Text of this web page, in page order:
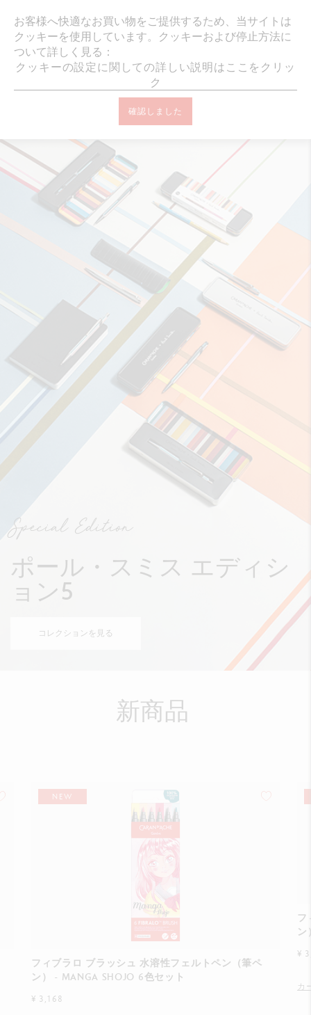
Special Edition
ポール・スミス エディシ
ョン5
コレクションを見る
新商品
NEW
フィブラロ ブラッシュ 水溶性フェルトペン（筆ペ
ン） - MANGA SHOJO 6色セット
¥ 3,168
フ
ン
¥
カ
お客様へ快適なお買い物をご提供するため、当サイトは
クッキーを使用しています。クッキーおよび停止方法に
ついて詳しく見る：
クッキーの設定に関しての詳しい説明はここをクリッ
ク
確認しました